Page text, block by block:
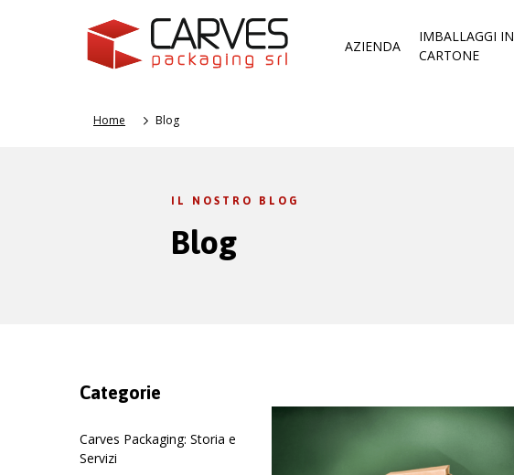
AZIENDA
IMBALLAGGI IN
CARTONE
Home Blog
IL NOSTRO BLOG
Blog
Categorie
Carves Packaging: Storia e
Servizi